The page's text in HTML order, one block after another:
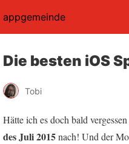
appgemeinde
Die besten iOS
Tobi
Hätte ich es doch bald
des Juli 2015nach! Und der